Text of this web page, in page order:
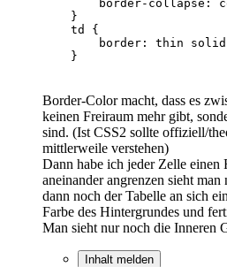
    }
Border-Color macht, dass es
keinen Freiraum mehr gibt,
sind. (Ist CSS2 sollte offiziell/
mittlerweile verstehen)
Dann habe ich jeder Zelle einen
aneinander angrenzen sieht
dann noch der Tabelle an sich
Farbe des Hintergrundes und
Man sieht nur noch die Inneren
Inhalt melden